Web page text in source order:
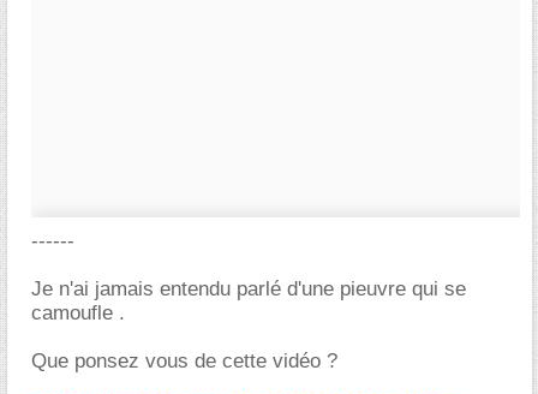
------
Je n'ai jamais entendu parlé d'une pieuvre qui se
camoufle .
Que ponsez vous de cette vidéo ?